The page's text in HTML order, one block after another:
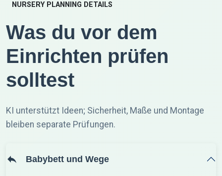
NURSERY PLANNING DETAILS
Was du vor dem
Einrichten prüfen
solltest
KI unterstützt Ideen; Sicherheit, Maße und Montage
bleiben separate Prüfungen.
Babybett und Wege